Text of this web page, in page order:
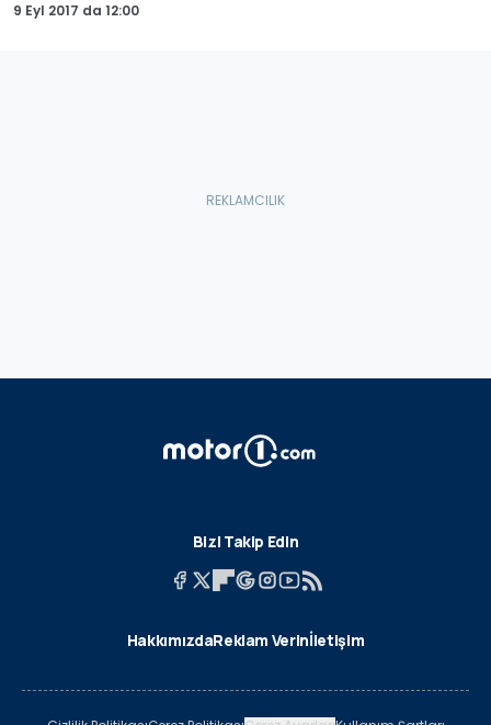
9 Eyl 2017 da 12:00
Bizi Takip Edin
HakkımızdaReklam Verinİletişim